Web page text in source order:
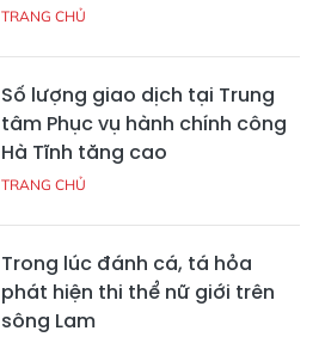
TRANG CHỦ
Số lượng giao dịch tại Trung
tâm Phục vụ hành chính công
Hà Tĩnh tăng cao
TRANG CHỦ
Trong lúc đánh cá, tá hỏa
phát hiện thi thể nữ giới trên
sông Lam